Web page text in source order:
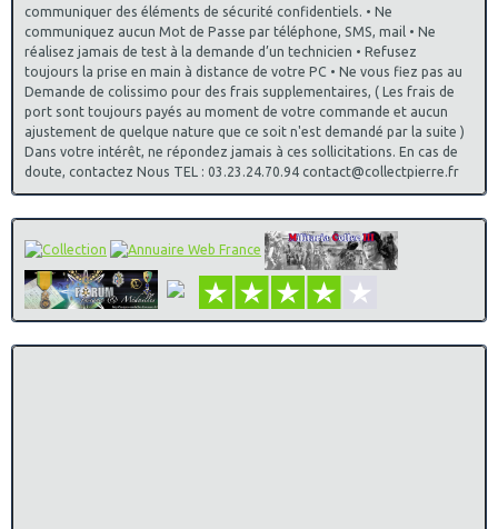
communiquer des éléments de sécurité confidentiels. • Ne
communiquez aucun Mot de Passe par téléphone, SMS, mail • Ne
réalisez jamais de test à la demande d’un technicien • Refusez
toujours la prise en main à distance de votre PC • Ne vous fiez pas au
Demande de colissimo pour des frais supplementaires, ( Les frais de
port sont toujours payés au moment de votre commande et aucun
ajustement de quelque nature que ce soit n'est demandé par la suite )
Dans votre intérêt, ne répondez jamais à ces sollicitations. En cas de
doute, contactez Nous TEL : 03.23.24.70.94 contact@collectpierre.fr